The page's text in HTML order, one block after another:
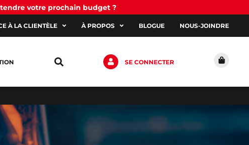
votre prochain budget ?
À LA CLIENTÈLE À PROPOS BLOGUE NOUS-JOINDRE
SE CONNECTER